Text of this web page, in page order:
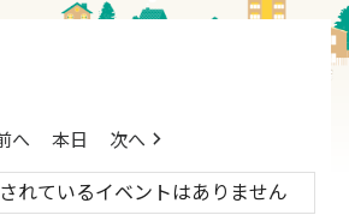
へ 本日 次へ
れているイベントはありません